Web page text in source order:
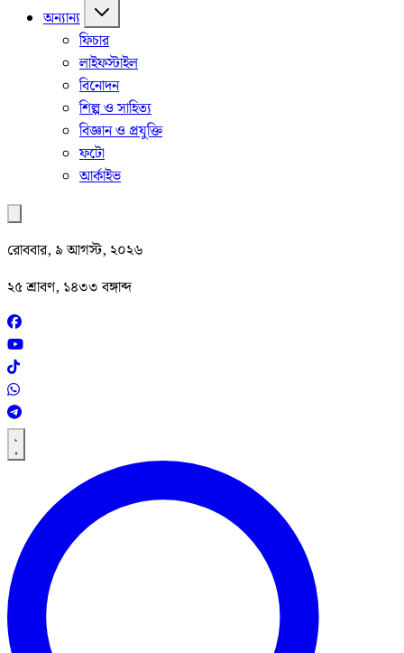
অন্যান্য
ফিচার
লাইফস্টাইল
বিনোদন
শিল্প ও সাহিত্য
বিজ্ঞান ও প্রযুক্তি
ফটো
আর্কাইভ
রোববার, ৯ আগস্ট, ২০২৬
২৫ শ্রাবণ, ১৪৩৩ বঙ্গাব্দ